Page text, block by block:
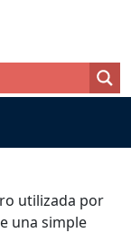
utilizada por
una simple